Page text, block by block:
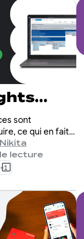
des
avec
sont
ce qui en fait
pour les
Nikita
lecture
+1